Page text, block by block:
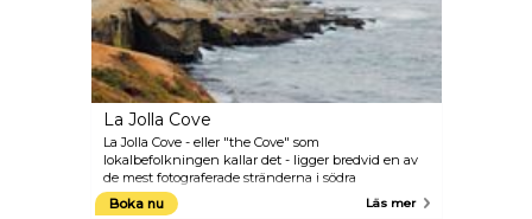
La Jolla Cove
La Jolla Cove - eller "the Cove" som
lokalbefolkningen kallar det - ligger bredvid en av
de mest fotograferade stränderna i södra
Kalifornien. Vid den norra änden av viken, kan
sikten under vattnet nå 20-30 meter på sommaren,
Boka nu Läs mer